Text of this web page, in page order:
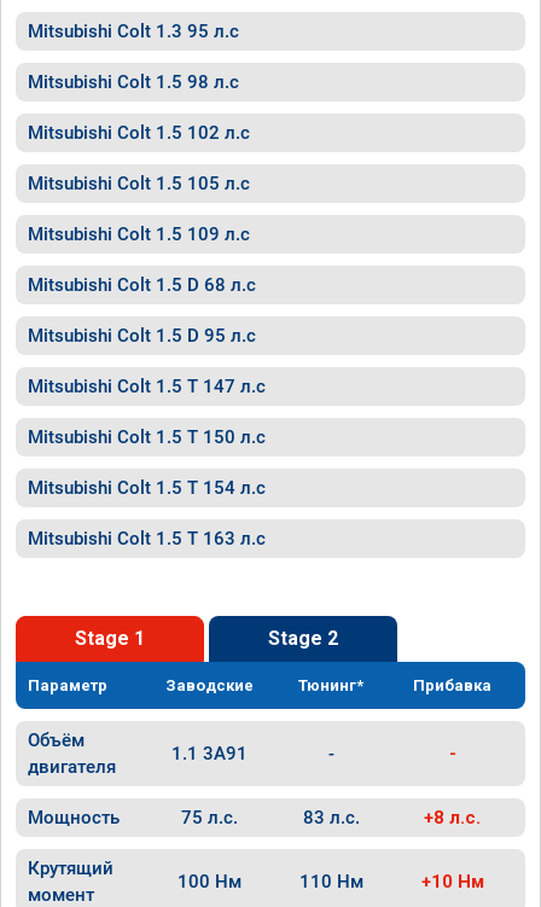
Mitsubishi Colt 1.3 95 л.с
Mitsubishi Colt 1.5 98 л.с
Mitsubishi Colt 1.5 102 л.с
Mitsubishi Colt 1.5 105 л.с
Mitsubishi Colt 1.5 109 л.с
Mitsubishi Colt 1.5 D 68 л.с
Mitsubishi Colt 1.5 D 95 л.с
Mitsubishi Colt 1.5 T 147 л.с
Mitsubishi Colt 1.5 T 150 л.с
Mitsubishi Colt 1.5 T 154 л.с
Mitsubishi Colt 1.5 T 163 л.с
Stage 1 Stage 2
Параметр Заводские Тюнинг* Прибавка
Объём
двигателя
1.1 3A91 - -
Мощность 75 л.с. 83 л.с. +8 л.с.
Крутящий
момент
100 Нм 110 Нм +10 Нм